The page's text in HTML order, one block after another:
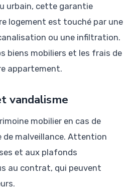
urbain, cette garantie
logement est touché par une
ou une infiltration.
biens mobiliers et les frais de
appartement.
vandalisme
mobilier en cas de
de malveillance. Attention
et aux plafonds
au contrat, qui peuvent